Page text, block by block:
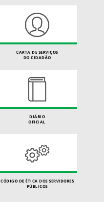
CARTA DE SERVIÇOS
DO CIDADÃO
DIÁRIO
OFICIAL
CÓDIGO DE ÉTICA DOS SERVIDORES
PÚBLICOS